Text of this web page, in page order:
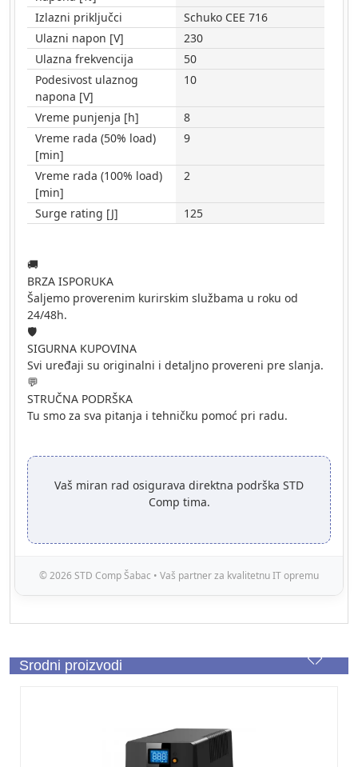
Izlazni priključci
Schuko CEE 716
Ulazni napon [V]
230
Ulazna frekvencija
50
Podesivost ulaznog
napona [V]
10
Vreme punjenja [h]
8
Vreme rada (50% load)
[min]
9
Vreme rada (100% load)
[min]
2
Surge rating [J] 125
🚚
BRZA ISPORUKA
Šaljemo proverenim kurirskim službama u roku od
24/48h.
🛡️
SIGURNA KUPOVINA
Svi uređaji su originalni i detaljno provereni pre slanja.
💬
STRUČNA PODRŠKA
Tu smo za sva pitanja i tehničku pomoć pri radu.
Vaš miran rad osigurava direktna podrška STD
Comp tima.
© 2026 STD Comp Šabac • Vaš partner za kvalitetnu IT opremu
Srodni proizvodi